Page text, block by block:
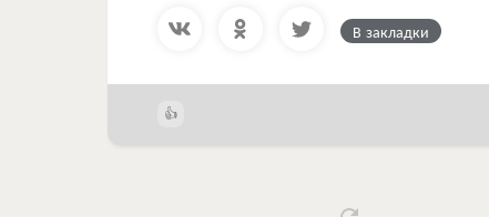
В закладки